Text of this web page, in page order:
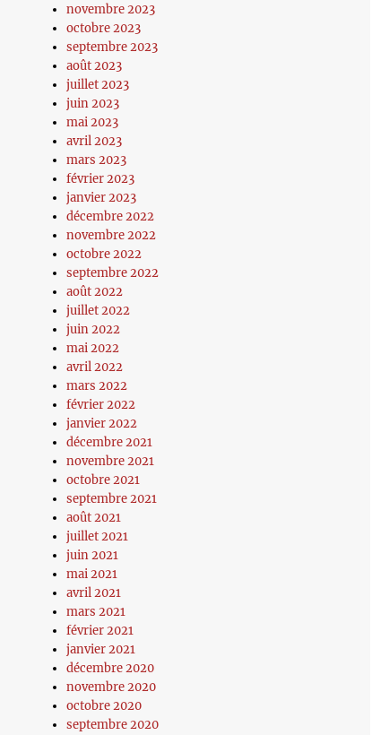
novembre 2023
octobre 2023
septembre 2023
août 2023
juillet 2023
juin 2023
mai 2023
avril 2023
mars 2023
février 2023
janvier 2023
décembre 2022
novembre 2022
octobre 2022
septembre 2022
août 2022
juillet 2022
juin 2022
mai 2022
avril 2022
mars 2022
février 2022
janvier 2022
décembre 2021
novembre 2021
octobre 2021
septembre 2021
août 2021
juillet 2021
juin 2021
mai 2021
avril 2021
mars 2021
février 2021
janvier 2021
décembre 2020
novembre 2020
octobre 2020
septembre 2020